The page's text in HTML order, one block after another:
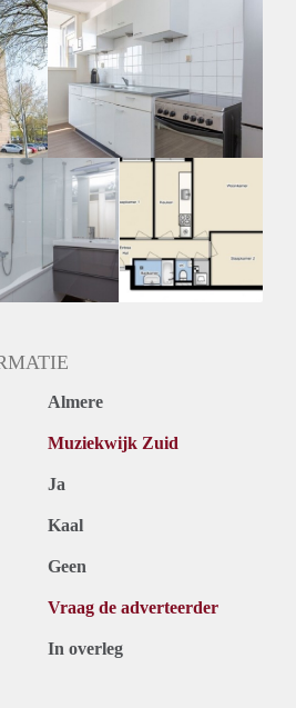
Almere
Muziekwijk Zuid
Ja
Kaal
Geen
Vraag de adverteerder
In overleg